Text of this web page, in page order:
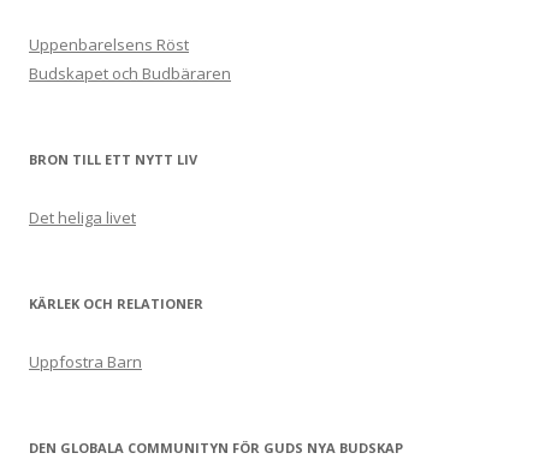
Uppenbarelsens Röst
Budskapet och Budbäraren
BRON TILL ETT NYTT LIV
Det heliga livet
KÄRLEK OCH RELATIONER
Uppfostra Barn
DEN GLOBALA COMMUNITYN FÖR GUDS NYA BUDSKAP